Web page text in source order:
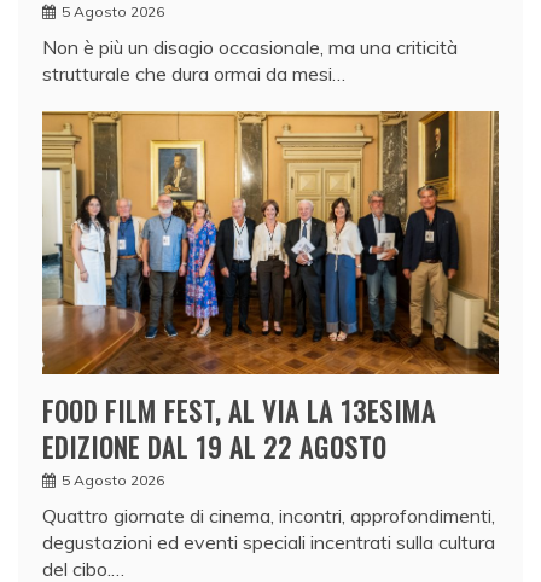
5 Agosto 2026
Non è più un disagio occasionale, ma una criticità
strutturale che dura ormai da mesi…
FOOD FILM FEST, AL VIA LA 13ESIMA
EDIZIONE DAL 19 AL 22 AGOSTO
5 Agosto 2026
Quattro giornate di cinema, incontri, approfondimenti,
degustazioni ed eventi speciali incentrati sulla cultura
del cibo.…